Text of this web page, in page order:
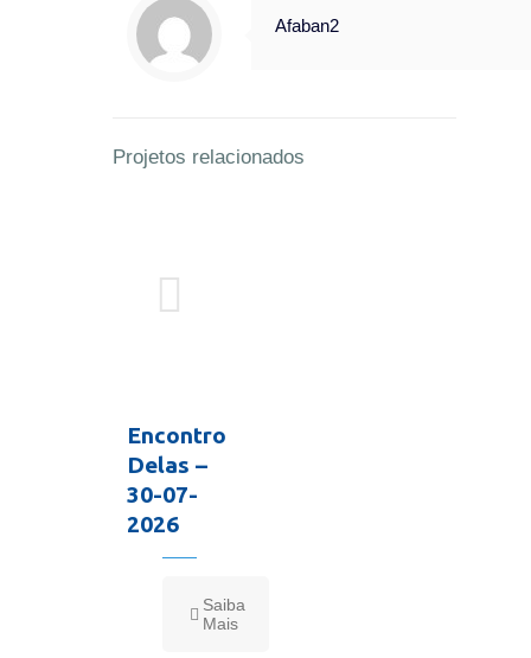
Afaban2
Projetos relacionados
Encontro
Delas –
30-07-
2026
Saiba
Mais